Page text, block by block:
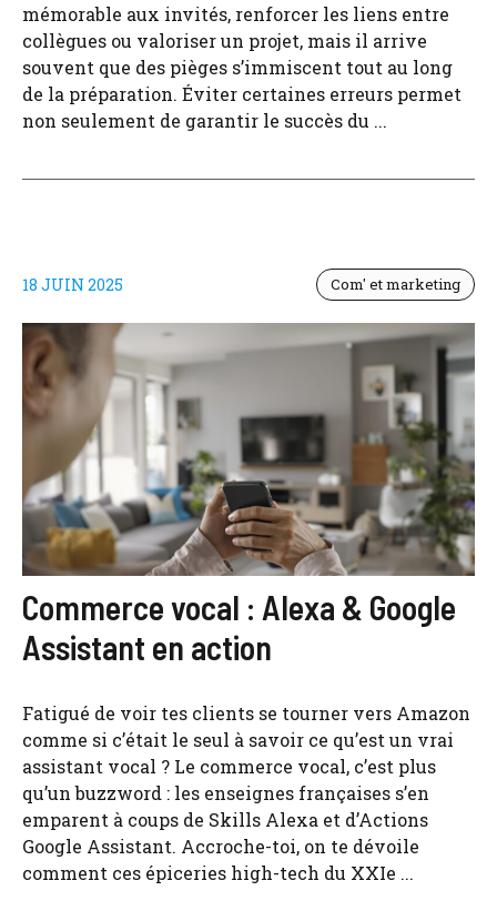
mémorable aux invités, renforcer les liens entre
collègues ou valoriser un projet, mais il arrive
souvent que des pièges s’immiscent tout au long
de la préparation. Éviter certaines erreurs permet
non seulement de garantir le succès du ...
18 JUIN 2025 Com' et marketing
Commerce vocal : Alexa & Google
Assistant en action
Fatigué de voir tes clients se tourner vers Amazon
comme si c’était le seul à savoir ce qu’est un vrai
assistant vocal ? Le commerce vocal, c’est plus
qu’un buzzword : les enseignes françaises s’en
emparent à coups de Skills Alexa et d’Actions
Google Assistant. Accroche-toi, on te dévoile
comment ces épiceries high-tech du XXIe ...